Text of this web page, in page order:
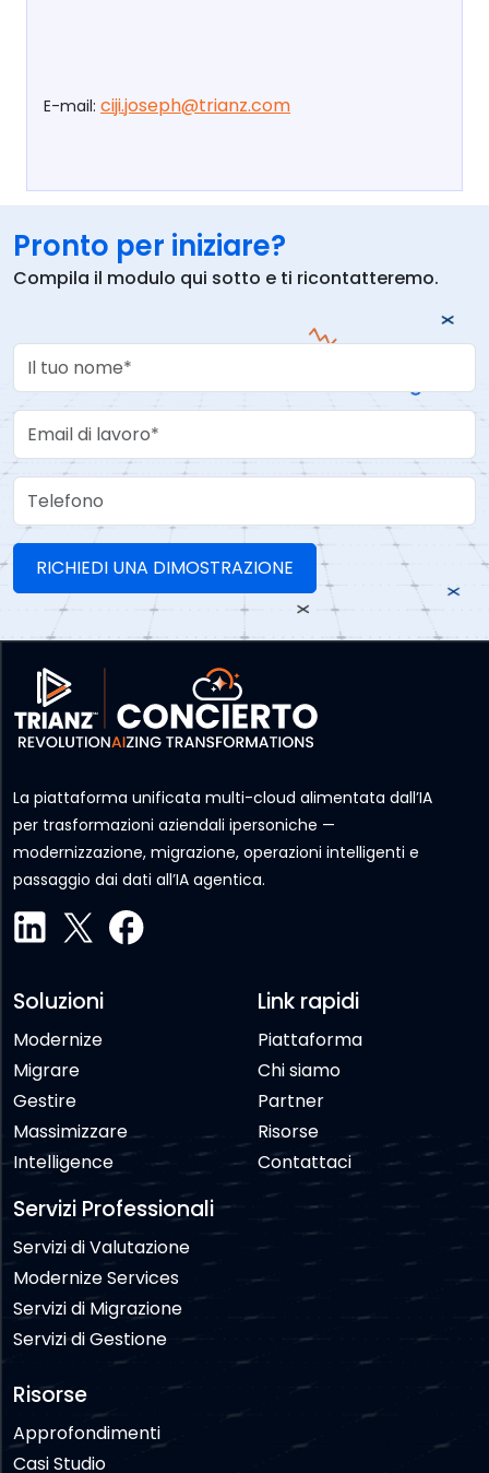
E-mail: ciji.joseph@trianz.com
Pronto per iniziare?
Compila il modulo qui sotto e ti ricontatteremo.
Your Name
Work Email
Telefono
La piattaforma unificata multi-cloud alimentata dall’IA
per trasformazioni aziendali ipersoniche —
modernizzazione, migrazione, operazioni intelligenti e
passaggio dai dati all’IA agentica.
Soluzioni
Modernize
Migrare
Gestire
Massimizzare
Intelligence
Servizi Professionali
Servizi di Valutazione
Modernize Services
Servizi di Migrazione
Servizi di Gestione
Link rapidi
Piattaforma
Chi siamo
Partner
Risorse
Contattaci
Risorse
Approfondimenti
Casi Studio